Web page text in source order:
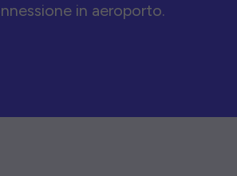
in aeroporto.